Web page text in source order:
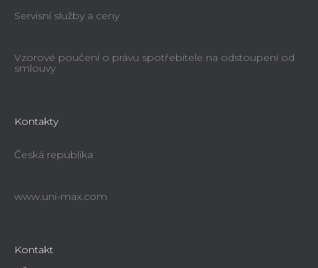
Servisní služby a ceny
Vzorové poučení o právu spotřebitele na odstoupení od
smlouvy
Kontakty
Česká republika
www.uni-max.com
Kontakt